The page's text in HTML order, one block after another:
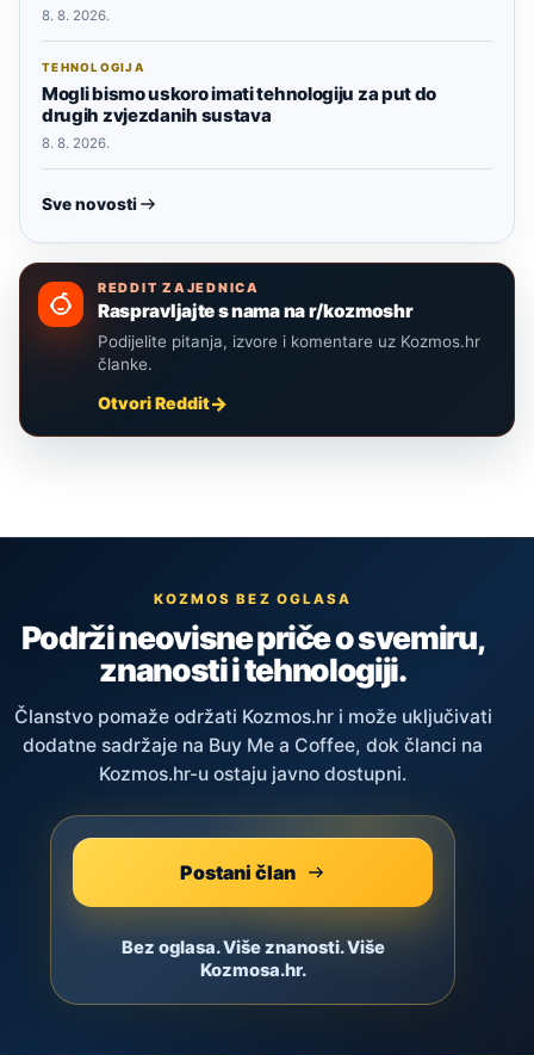
8. 8. 2026.
TEHNOLOGIJA
Mogli bismo uskoro imati tehnologiju za put do
drugih zvjezdanih sustava
8. 8. 2026.
Sve novosti
REDDIT ZAJEDNICA
Raspravljajte s nama na r/kozmoshr
Podijelite pitanja, izvore i komentare uz Kozmos.hr
članke.
Otvori Reddit
KOZMOS BEZ OGLASA
Podrži neovisne priče o svemiru,
znanosti i tehnologiji.
Članstvo pomaže održati Kozmos.hr i može uključivati
dodatne sadržaje na Buy Me a Coffee, dok članci na
Kozmos.hr-u ostaju javno dostupni.
Postani član
Bez oglasa. Više znanosti. Više
Kozmosa.hr.